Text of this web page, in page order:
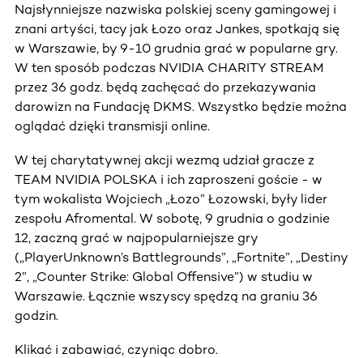
Najsłynniejsze nazwiska polskiej sceny gamingowej i
znani artyści, tacy jak Łozo oraz Jankes, spotkają się
w Warszawie, by 9-10 grudnia grać w popularne gry.
W ten sposób podczas NVIDIA CHARITY STREAM
przez 36 godz. będą zachęcać do przekazywania
darowizn na Fundację DKMS. Wszystko będzie można
oglądać dzięki transmisji online.
W tej charytatywnej akcji wezmą udział gracze z
TEAM NVIDIA POLSKA i ich zaproszeni goście - w
tym wokalista Wojciech „Łozo” Łozowski, były lider
zespołu Afromental. W sobotę, 9 grudnia o godzinie
12, zaczną grać w najpopularniejsze gry
(„PlayerUnknown’s Battlegrounds”, „Fortnite”, „Destiny
2”, „Counter Strike: Global Offensive”) w studiu w
Warszawie. Łącznie wszyscy spędzą na graniu 36
godzin.
Klikać i zabawiać, czyniąc dobro.